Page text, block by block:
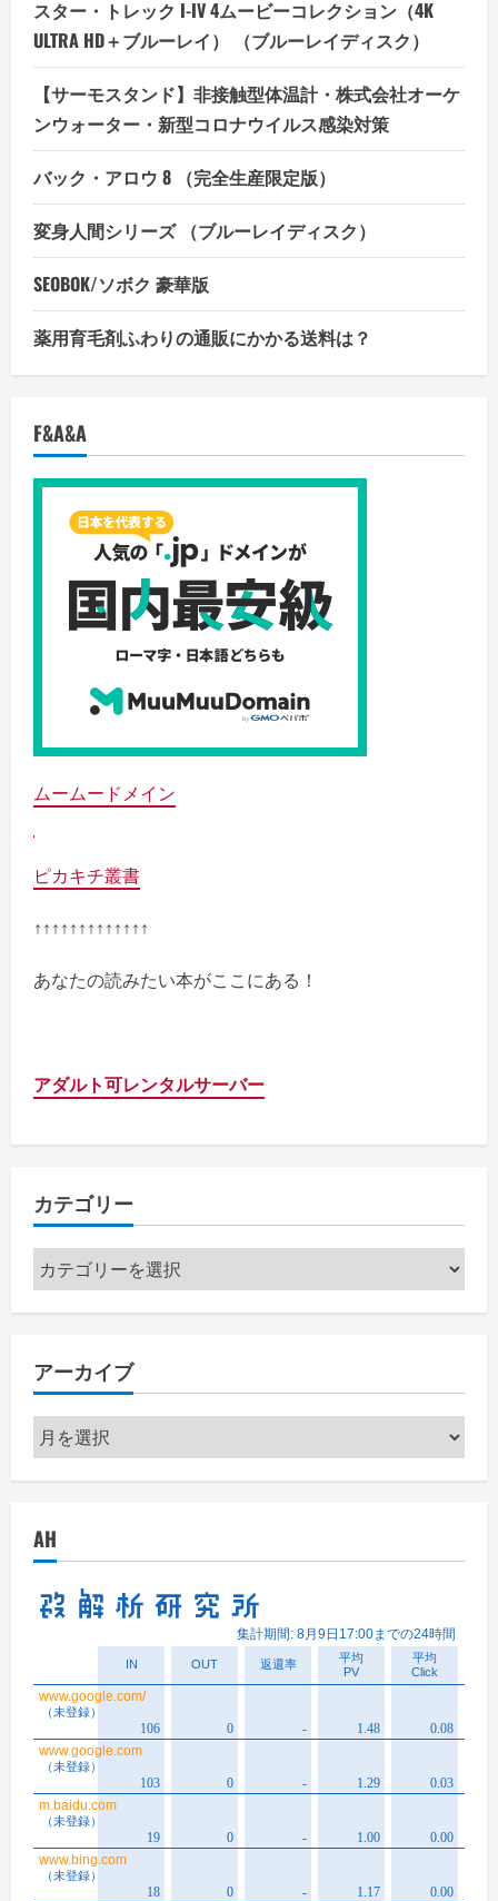
スター・トレック I-IV 4ムービーコレクション（4K
ULTRA HD＋ブルーレイ） （ブルーレイディスク）
【サーモスタンド】非接触型体温計・株式会社オーケ
ンウォーター・新型コロナウイルス感染対策
バック・アロウ 8 （完全生産限定版）
変身人間シリーズ （ブルーレイディスク）
SEOBOK/ソボク 豪華版
薬用育毛剤ふわりの通販にかかる送料は？
F&A&A
ムームードメイン
ピカキチ叢書
↑↑↑↑↑↑↑↑↑↑↑↑↑
あなたの読みたい本がここにある！
アダルト可レンタルサーバー
カテゴリー
カ
テ
ー
アーカイブ
ア
ー
ブ
AH